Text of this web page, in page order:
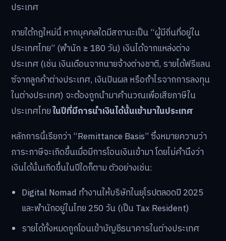
ประเทศ
ภายใต้กฎใหม่นี้ หากบุคคลใดมีสถานะเป็น “ผู้มีถิ่นที่อยู่ใน
ประเทศไทย” (พำนัก ≥ 180 วัน) เงินได้จากแหล่งต่าง
ประเทศ (เช่น เงินเดือนจากนายจ้างต่างชาติ, รายได้ฟรีแลน
ซ์จากลูกค้าต่างประเทศ, เงินปันผล หรือกำไรจากการลงทุน
ในต่างประเทศ) จะต้องถูกนำมาคำนวณเพื่อเสียภาษีใน
ประเทศไทยในปีที่มีการนำเงินได้นั้นเข้ามาในประเทศ
หลักการนี้เรียกว่า “Remittance Basis” ซึ่งหมายความว่า
ภาระภาษีจะเกิดขึ้นเมื่อมีการโอนเงินเข้ามา โดยไม่คำนึงว่า
เงินได้นั้นเกิดขึ้นในปีใดก็ตาม ตัวอย่างเช่น:
Digital Nomad ทำงานให้บริษัทในยุโรปตลอดปี 2025
และพำนักอยู่ในไทย 250 วัน (เป็น Tax Resident)
รายได้ทั้งหมดถูกโอนเข้าบัญชีธนาคารในต่างประเทศ